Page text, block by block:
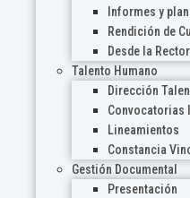
Informes y
Rendición de
Desde la
Talento Humano
Dirección
Convocatorias
Lineamientos
Constancia
Gestión Documental
Presentación